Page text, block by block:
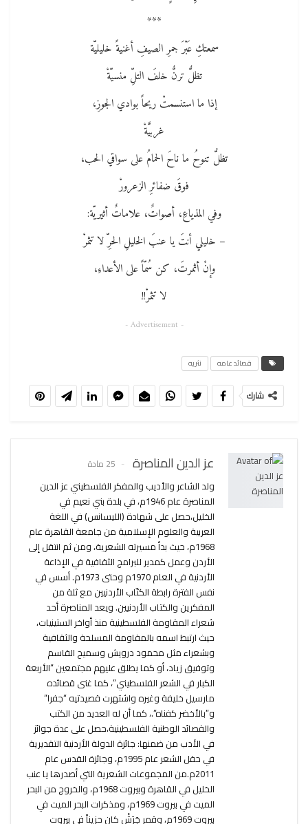
***
سمعتكِ عَبْرَ جمرِ الصيفِ أغنيةً خليليّة
تظلُّ ترنُّ خلفَ التلِّ منسيّةْ
إذا ما استنسمتْ ريحاً بوادي الجوزِ،
غربيَّةْ
تظلُّ تنوحُ ما ناحَ الحمامُ على سواقي الحب،
فوقَ ضفائرِ الزعرورْ
ﻭﻓﻲ المذياعِ، أصواتٌ، علاماتٌ أثيريّة:
– خليلي أنتَ يا عنبَ الخليلِ الحرِّ لا تثمرْ
وإنْ أثمرتَ، كن سُمّاً على الأعداءِ،
لا تثمرْ!!
- Advertisement -
قصائد عامه نثريه
شارك
عز الدين المناصرة 25 مادة
ولد الشاعر والأديب والمفكر الفلسطيني عز الدين
المناصرة عام 1946م، في بلدة بني نعيم في
الخليل،حصل على شهادة (الليسانس) في اللغة
العربية والعلوم الإسلامية من جامعة القاهرة عام
1968م، حيث بدأ مسيرته الشعرية، ومن ثم انتقل إلى
الأردن وعمل كمدير للبرامج الثقافية في الإذاعة
الأردنية في العام 1970م وحتى 1973م. أسس في
نفس الفترة رابطة الكتّاب الأردنيين مع ثلة من
المفكرين والكتاب الأردنيين. ويعد المناصرة أحد
شعراء المقاومة الفلسطينية منذ أواخر الستينيات،
حيث ارتبط اسمه بالمقاومة المسلحة والثقافية
وبشعراء مثل محمود درويش وسميح القاسم
وتوفيق زياد، أو كما يطلق عليهم مجتمعين “الأربعة
الكبار في الشعر الفلسطيني”، كما غنى قصائده
مارسيل خليفة وغيره واشتهرت قصيدتيه “جفرا”
و”بالأخضر كفناه”.، كما أن له العديد من الكتب
والقصائد الوطنية الفلسطينية،حصل على عدة جوائز
في الأدب من ضمنها: جائزة الدولة الأردنية التقديرية
في حقل الشعر عام 1995م، وجائزة القدس عام
2011م.من المجموعات الشعرية التي أصدرها يا عنب
الخليل في القاهرة وبيروت 1968م، والخروج من البحر
الميت في بيروت 1969م، ومذكرات البحر الميت في
بيروت 1969م، وقمر جَرَشْ كان حزيناً في بيروت